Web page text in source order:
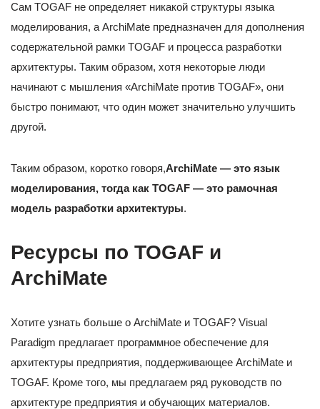
Сам TOGAF не определяет никакой структуры языка
моделирования, а ArchiMate предназначен для дополнения
содержательной рамки TOGAF и процесса разработки
архитектуры. Таким образом, хотя некоторые люди
начинают с мышления «ArchiMate против TOGAF», они
быстро понимают, что один может значительно улучшить
другой.
Таким образом, коротко говоря,ArchiMate — это язык
моделирования, тогда как TOGAF — это рамочная
модель разработки архитектуры.
Ресурсы по TOGAF и
ArchiMate
Хотите узнать больше о ArchiMate и TOGAF? Visual
Paradigm предлагает программное обеспечение для
архитектуры предприятия, поддерживающее ArchiMate и
TOGAF. Кроме того, мы предлагаем ряд руководств по
архитектуре предприятия и обучающих материалов.